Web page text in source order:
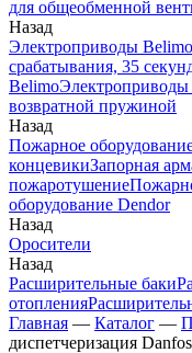
для общеобменной
Назад
Электроприводы Belimo
срабатывания, 35
Belimo
возвратной пружиной
Назад
Пожарное
концевикиЗапорная
пожаротушение
оборудование Dendor
Назад
Оросители
Назад
Расширительные баки
отопления
Главная — Каталог —
диспетчеризация